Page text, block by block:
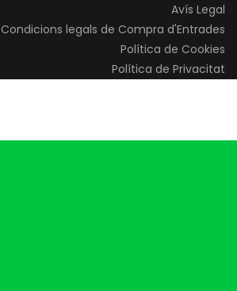
Avís Legal
Condicions legals de Compra d'Entrades
Política de Cookies
Política de Privacitat